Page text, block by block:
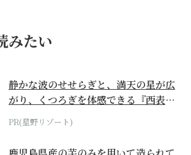
みたい
静かな波のせせらぎと、満天の星が広
がり、くつろぎを体感できる『西表島
ホテル by...
PR(星野リゾート)